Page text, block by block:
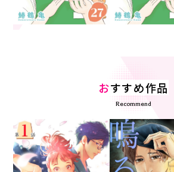
おすすめ作品
Recommend